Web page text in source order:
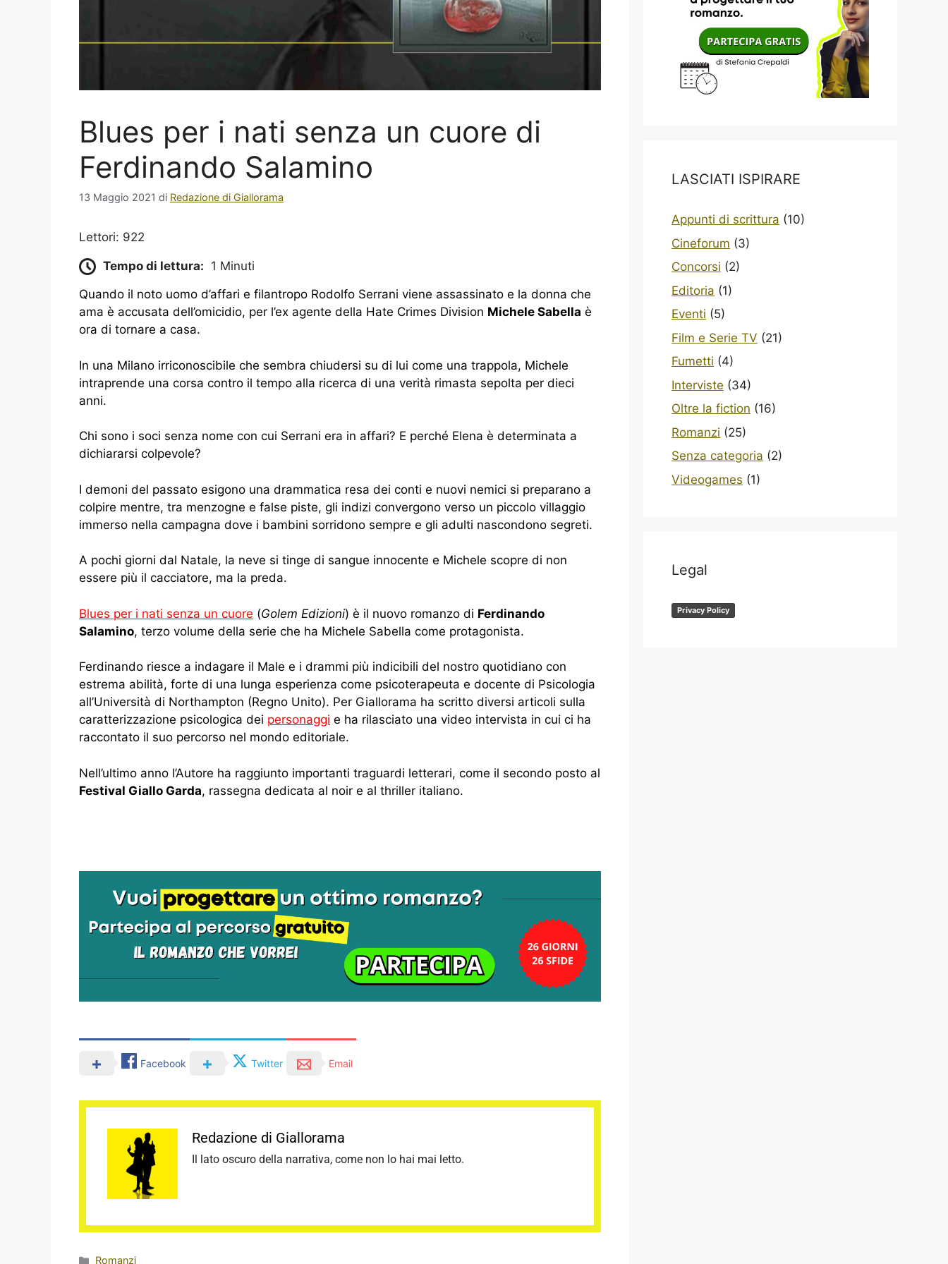
Blues per i nati senza un cuore di
Ferdinando Salamino
13 Maggio 2021 di Redazione di Giallorama
Lettori: 922
Tempo di lettura: 1 Minuti
Quando il noto uomo d’affari e filantropo Rodolfo Serrani viene assassinato e la donna che
ama è accusata dell’omicidio, per l’ex agente della Hate Crimes Division Michele Sabella è
ora di tornare a casa.
In una Milano irriconoscibile che sembra chiudersi su di lui come una trappola, Michele
intraprende una corsa contro il tempo alla ricerca di una verità rimasta sepolta per dieci
anni.
Chi sono i soci senza nome con cui Serrani era in affari? E perché Elena è determinata a
dichiararsi colpevole?
I demoni del passato esigono una drammatica resa dei conti e nuovi nemici si preparano a
colpire mentre, tra menzogne e false piste, gli indizi convergono verso un piccolo villaggio
immerso nella campagna dove i bambini sorridono sempre e gli adulti nascondono segreti.
A pochi giorni dal Natale, la neve si tinge di sangue innocente e Michele scopre di non
essere più il cacciatore, ma la preda.
Blues per i nati senza un cuore (Golem Edizioni) è il nuovo romanzo di Ferdinando
Salamino, terzo volume della serie che ha Michele Sabella come protagonista.
Ferdinando riesce a indagare il Male e i drammi più indicibili del nostro quotidiano con
estrema abilità, forte di una lunga esperienza come psicoterapeuta e docente di Psicologia
all’Università di Northampton (Regno Unito). Per Giallorama ha scritto diversi articoli sulla
caratterizzazione psicologica dei personaggi e ha rilasciato una video intervista in cui ci ha
raccontato il suo percorso nel mondo editoriale.
Nell’ultimo anno l’Autore ha raggiunto importanti traguardi letterari, come il secondo posto al
Festival Giallo Garda, rassegna dedicata al noir e al thriller italiano.
Facebook Twitter Email
Redazione di Giallorama
Il lato oscuro della narrativa, come non lo hai mai letto.
Categorie
Romanzi
LASCIATI ISPIRARE
Appunti di scrittura (10)
Cineforum (3)
Concorsi (2)
Editoria (1)
Eventi (5)
Film e Serie TV (21)
Fumetti (4)
Interviste (34)
Oltre la fiction (16)
Romanzi (25)
Senza categoria (2)
Videogames (1)
Legal
Privacy Policy